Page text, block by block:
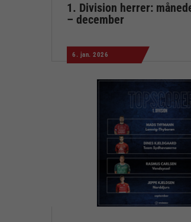
1. Division herrer:
– december
6. jan. 2026